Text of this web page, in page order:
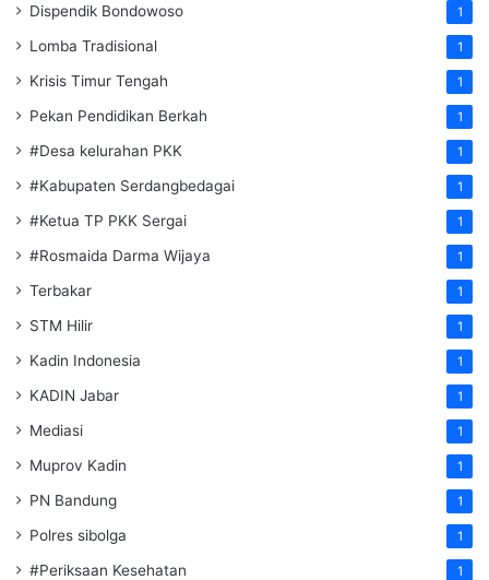
Dispendik Bondowoso 1
Lomba Tradisional 1
Krisis Timur Tengah 1
Pekan Pendidikan Berkah 1
#Desa kelurahan PKK 1
#Kabupaten Serdangbedagai 1
#Ketua TP PKK Sergai 1
#Rosmaida Darma Wijaya 1
Terbakar 1
STM Hilir 1
Kadin Indonesia 1
KADIN Jabar 1
Mediasi 1
Muprov Kadin 1
PN Bandung 1
Polres sibolga 1
#Periksaan Kesehatan 1